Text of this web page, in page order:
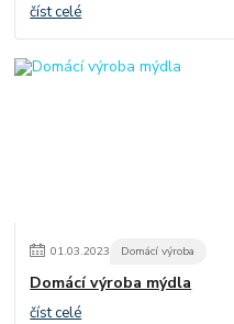
číst celé
01.03.2023 Domácí výroba
Domácí výroba mýdla
číst celé